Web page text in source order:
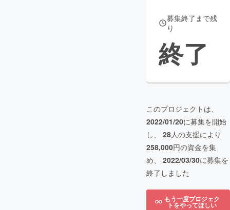
募集終了まで残
り
終了
このプロジェクトは、
2022/01/20に募集を開始
し、 28人の支援により
258,000円の資金を集
め、 2022/03/30に募集を
終了しました
もう一度プロジェク
トをやってほしい